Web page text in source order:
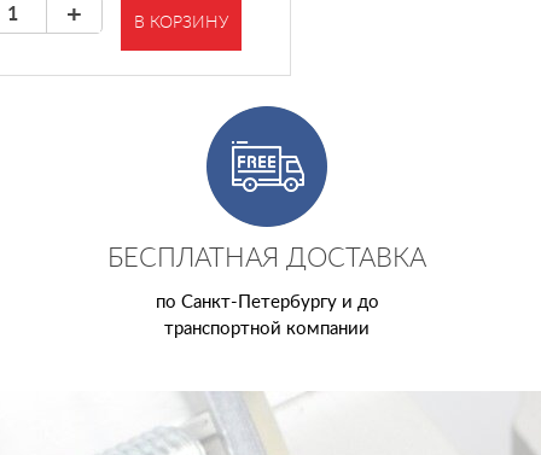
+ В КОРЗИНУ
БЕСПЛАТНАЯ ДОСТАВКА
по Санкт-Петербургу и до
транспортной компании